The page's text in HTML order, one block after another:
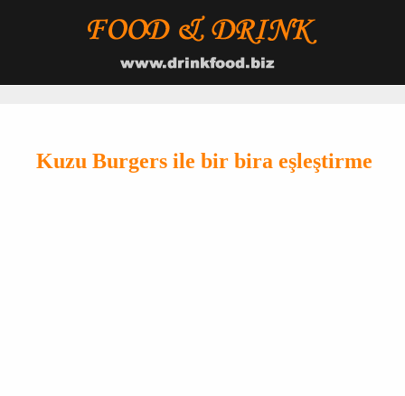
Kuzu Burgers ile bir bira eşleştirme